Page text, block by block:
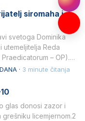
siromaha i
svetoga Dominika
utemeljitelja Reda
– OP).
ljubavlju prema
· 3 minute čitanja
glas donosi zazor i
licemjernom.2